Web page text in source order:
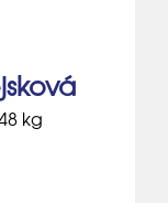
kg